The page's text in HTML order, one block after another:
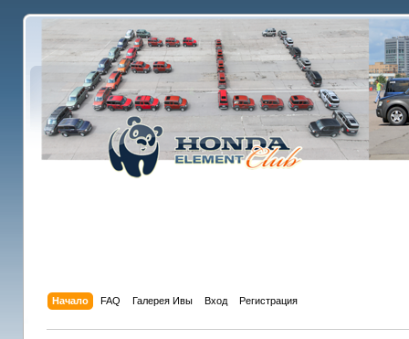
Начало FAQ Галерея Ивы Вход Регистрация